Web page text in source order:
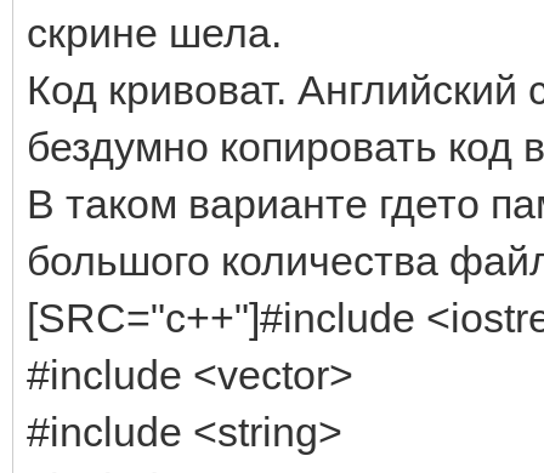
скрине шела.
Код кривоват. Английский
бездумно копировать код
В таком варианте гдето
большого количества
[SRC="c++"]#include
#include <vector>
#include <string>